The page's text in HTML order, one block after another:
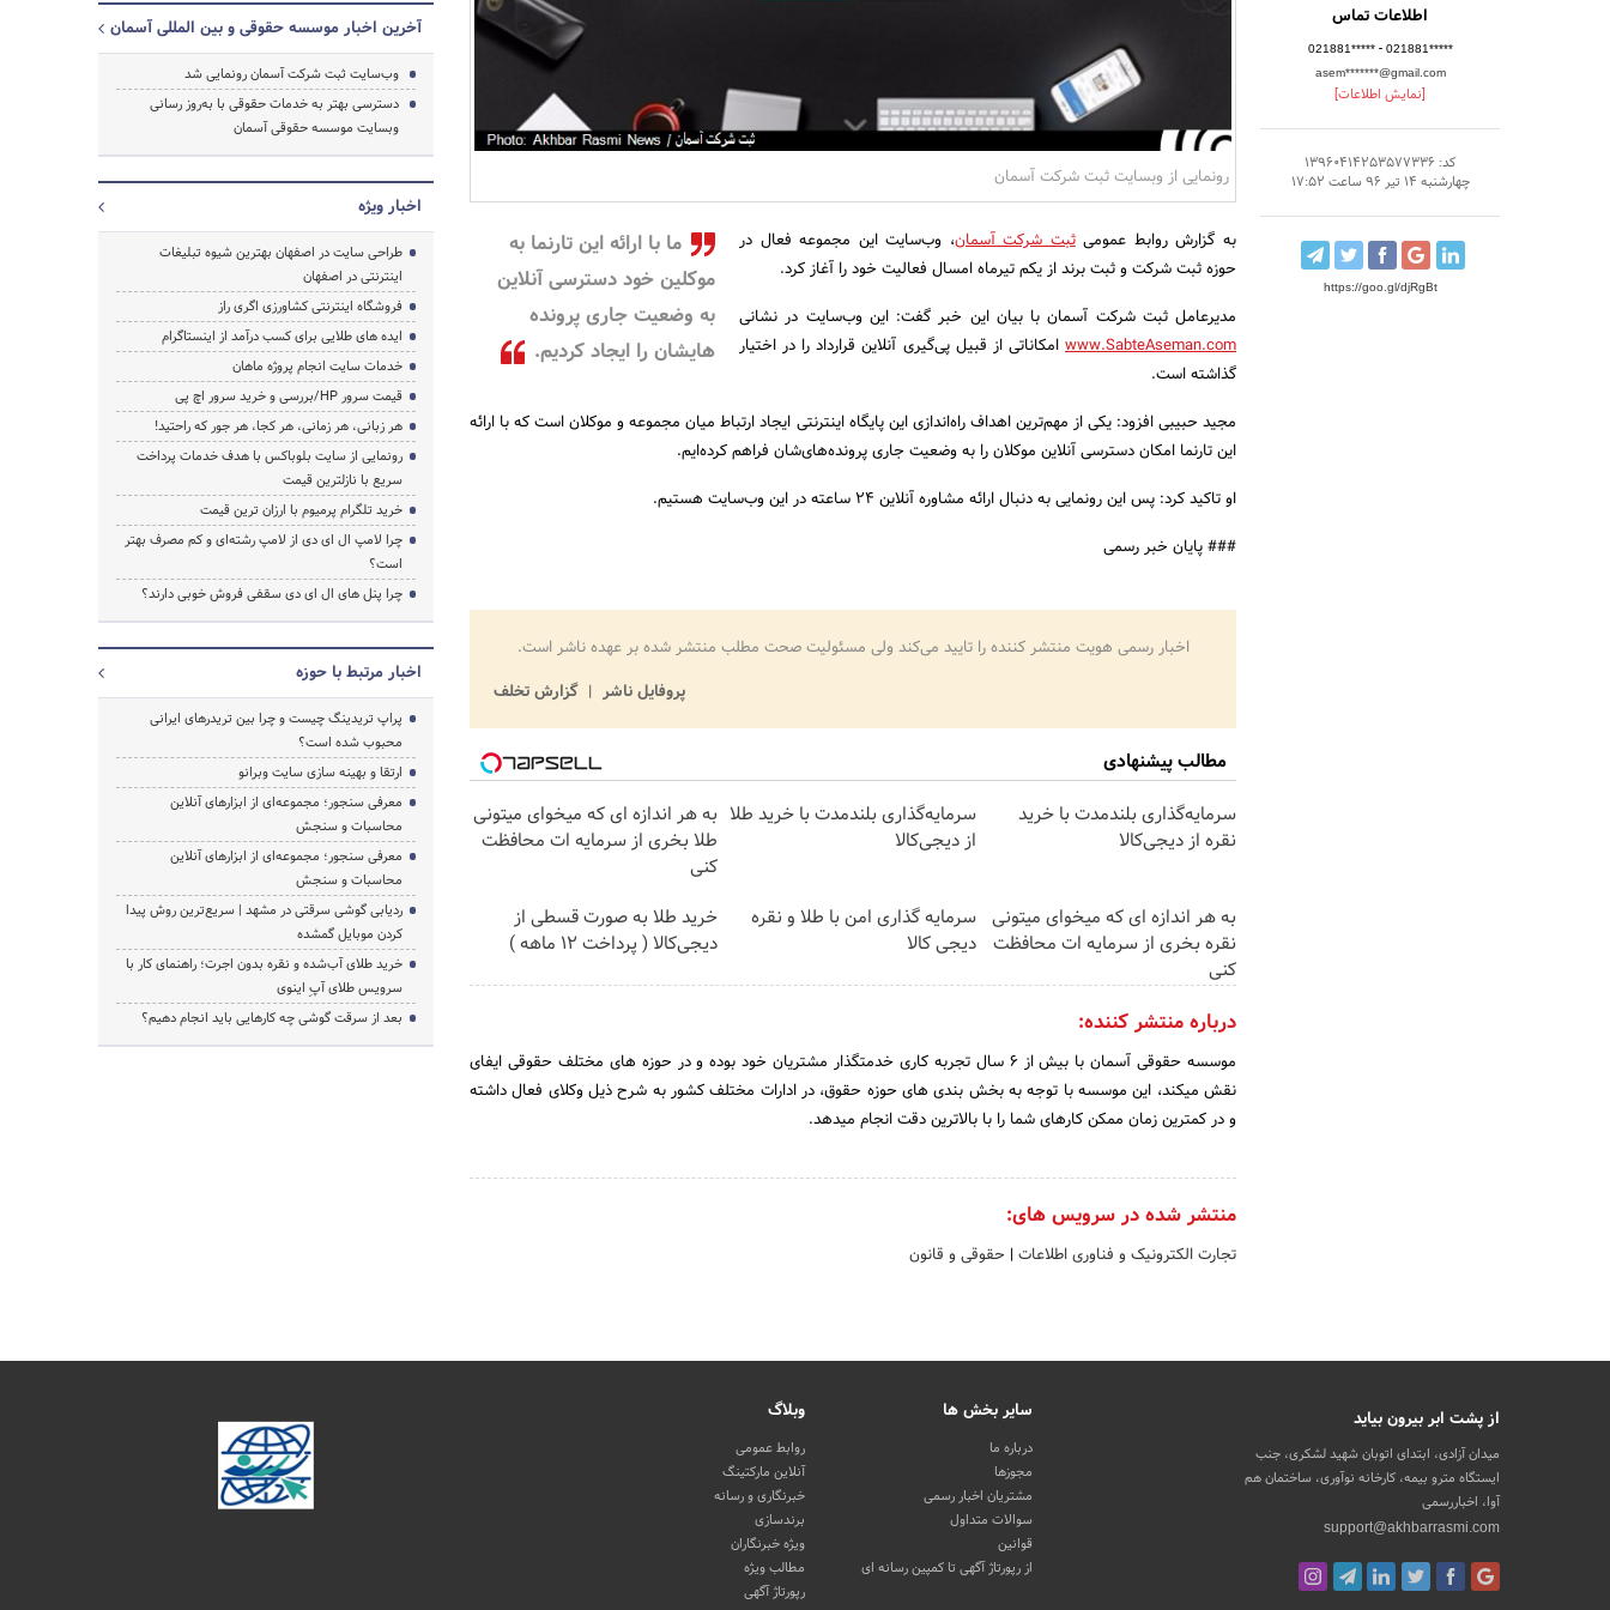
اطلاعات تماس
021881***** - 021881*****
asem*******@gmail.com
[نمایش اطلاعات]
کد: 13960414253577336
چهارشنبه 14 تیر 96 ساعت 17:52
https://goo.gl/djRgBt
رونمایی از وبسایت ثبت شرکت آسمان
ما با ارائه این تارنما به
موکلین خود دسترسی آنلاین
به وضعیت جاری پرونده
هایشان را ایجاد کردیم.
به گزارش روابط عمومیثبت شرکت آسمان، وب‌سایت این مجموعه فعال در
حوزه ثبت شرکت و ثبت برند از یکم تیرماه امسال فعالیت خود را آغاز کرد.
مدیرعامل ثبت شرکت آسمان با بیان این خبر گفت: این وب‌سایت در نشانی
www.SabteAseman.com امکاناتی از قبیل پی‌گیری آنلاین قرارداد را در اختیار
گذاشته است.
مجید حبیبی افزود: یکی از مهم‌ترین اهداف راه‌اندازی این پایگاه اینترنتی ایجاد ارتباط میان مجموعه و موکلان است که با ارائه
این تارنما امکان دسترسی آنلاین موکلان را به وضعیت جاری پرونده‌های‌شان فراهم کرده‌ایم.
او تاکید کرد: پس این رونمایی به دنبال ارائه مشاوره آنلاین 24 ساعته در این وب‌سایت هستیم.
### پایان خبر رسمی
اخبار رسمی هویت منتشر کننده را تایید می‌کند ولی مسئولیت صحت مطلب منتشر شده بر عهده ناشر است.
پروفایل ناشر
گزارش تخلف
مطالب پیشنهادی
سرمایه‌گذاری بلندمدت با خرید
نقره از دیجی‌کالا
سرمایه‌گذاری بلندمدت با خرید طلا
از دیجی‌کالا
به هر اندازه ای که میخوای میتونی
طلا بخری از سرمایه ات محافظت
کنی
به هر اندازه ای که میخوای میتونی
نقره بخری از سرمایه ات محافظت
کنی
سرمایه گذاری امن با طلا و نقره
دیجی کالا
خرید طلا به صورت قسطی از
دیجی‌کالا ( پرداخت 12 ماهه )
درباره منتشر کننده:
موسسه حقوقی آسمان با بیش از ۶ سال تجربه کاری خدمتگذار مشتریان خود بوده و در حوزه های مختلف حقوقی ایفای
نقش میکند، این موسسه با توجه به بخش بندی های حوزه حقوق، در ادارات مختلف کشور به شرح ذیل وکلای فعال داشته
و در کمترین زمان ممکن کارهای شما را با بالاترین دقت انجام میدهد.
منتشر شده در سرویس های:
تجارت الکترونیک و فناوری اطلاعات | حقوقی و قانون
آخرین اخبار موسسه حقوقی و بین المللی آسمان
وب‌سایت ثبت شرکت آسمان رونمایی شد
دسترسی بهتر به خدمات حقوقی با به‌روز رسانی
وبسایت موسسه حقوقی آسمان
اخبار ویژه
طراحی سایت در اصفهان بهترین شیوه تبلیغات
اینترنتی در اصفهان
فروشگاه اینترنتی کشاورزی اگری راز
ایده های طلایی برای کسب درآمد از اینستاگرام
خدمات سایت انجام پروژه ماهان
قیمت سرور HP/بررسی و خرید سرور اچ پی
هر زبانی، هر زمانی، هر کجا، هر جور که راحتید!
رونمایی از سایت بلوباکس با هدف خدمات پرداخت
سریع با نازلترین قیمت
خرید تلگرام پرمیوم با ارزان ترین قیمت
چرا لامپ ال ای دی از لامپ رشته‌ای و کم مصرف بهتر
است؟
چرا پنل های ال ای دی سقفی فروش خوبی دارند؟
اخبار مرتبط با حوزه
پراپ تریدینگ چیست و چرا بین تریدرهای ایرانی
محبوب شده است؟
ارتقا و بهینه سازی سایت وبرانو
معرفی سنجور؛ مجموعه‌ای از ابزارهای آنلاین
محاسبات و سنجش
معرفی سنجور؛ مجموعه‌ای از ابزارهای آنلاین
محاسبات و سنجش
ردیابی گوشی سرقتی در مشهد | سریع‌ترین روش پیدا
کردن موبایل گمشده
خرید طلای آب‌شده و نقره بدون اجرت؛ راهنمای کار با
سرویس طلای آپِ اینوی
بعد از سرقت گوشی چه کارهایی باید انجام دهیم؟
از پشت ابر بیرون بیاید
میدان آزادی، ابتدای اتوبان شهید لشکری، جنب
ایستگاه مترو بیمه، کارخانه نوآوری، ساختمان هم
آوا، اخباررسمی
support@akhbarrasmi.com
سایر بخش ها
درباره ما
مجوزها
مشتریان اخبار رسمی
سوالات متداول
قوانین
از رپورتاژ آگهی تا کمپین رسانه ای
وبلاگ
روابط عمومی
آنلاین مارکتینگ
خبرنگاری و رسانه
برندسازی
ویژه خبرنگاران
مطالب ویژه
رپورتاژ آگهی